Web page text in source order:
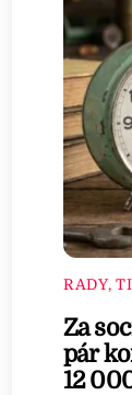
RADY,
Za
pár
12